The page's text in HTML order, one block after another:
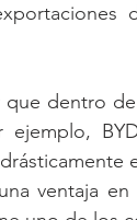
dentro
ventaja